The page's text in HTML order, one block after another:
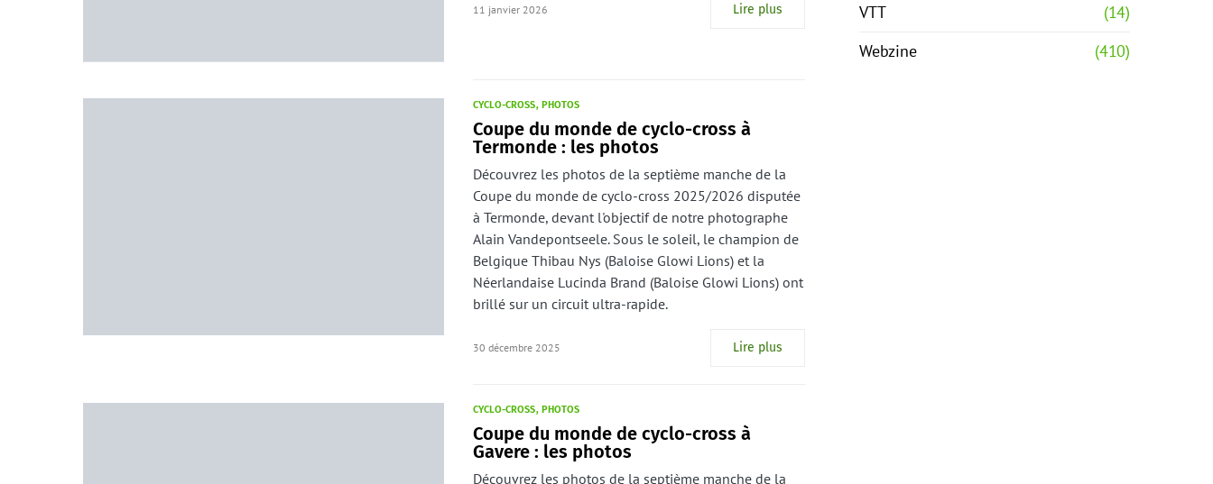
11 janvier 2026 Lire plus
CYCLO-CROSS PHOTOS
Coupe du monde de cyclo-cross à
Termonde : les photos
Découvrez les photos de la septième manche de la
Coupe du monde de cyclo-cross 2025/2026 disputée
à Termonde, devant l'objectif de notre photographe
Alain Vandepontseele. Sous le soleil, le champion de
Belgique Thibau Nys (Baloise Glowi Lions) et la
Néerlandaise Lucinda Brand (Baloise Glowi Lions) ont
brillé sur un circuit ultra-rapide.
30 décembre 2025 Lire plus
CYCLO-CROSS PHOTOS
Coupe du monde de cyclo-cross à
Gavere : les photos
Découvrez les photos de la septième manche de la
VTT
(14)
Webzine
(410)